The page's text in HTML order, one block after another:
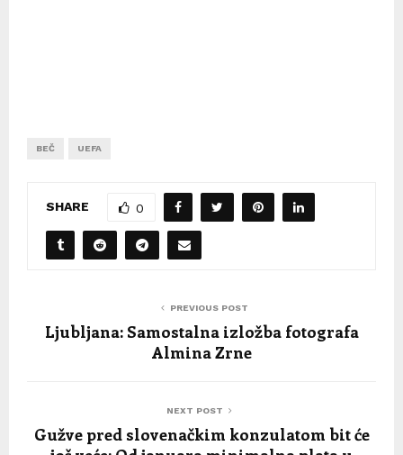
BEČ UEFA
SHARE 0
PREVIOUS POST
Ljubljana: Samostalna izložba fotografa
Almina Zrne
NEXT POST
Gužve pred slovenačkim konzulatom bit će